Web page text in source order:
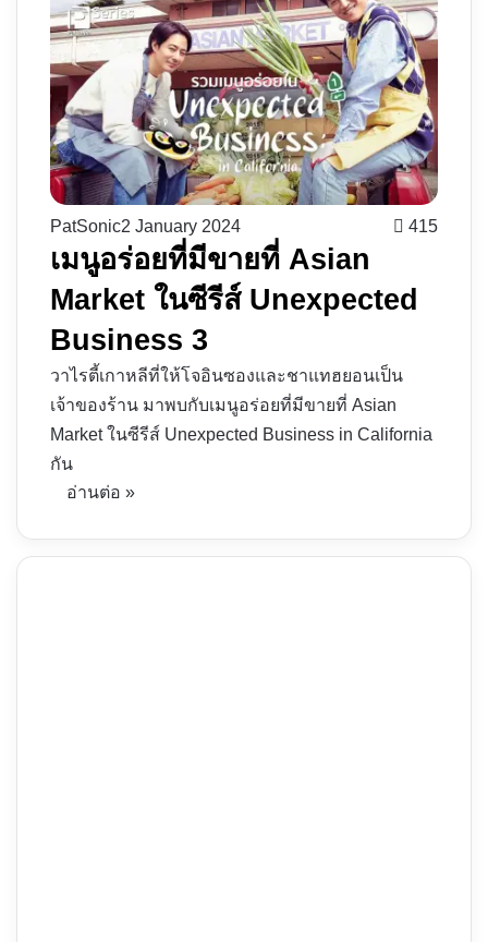
PatSonic2 January 2024 415
เมนูอร่อยที่มีขายที่ Asian
Market ในซีรีส์ Unexpected
Business 3
วาไรตี้เกาหลีที่ให้โจอินซองและชาแทฮยอนเป็น
เจ้าของร้าน มาพบกับเมนูอร่อยที่มีขายที่ Asian
Market ในซีรีส์ Unexpected Business in California
กัน
อ่านต่อ »